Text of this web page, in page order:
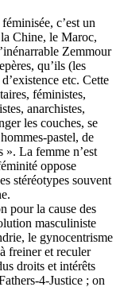
c’est un
Chine, le Maroc,
Zemmour
qu’ils (les
etc. Cette
féministes,
anarchistes,
les couches, se
pastel, de
». La femme n’est
oppose
stéréotypes souvent
pour la cause des
masculiniste
le gynocentrisme
freiner et reculer
droits et intérêts
4-Justice ; on